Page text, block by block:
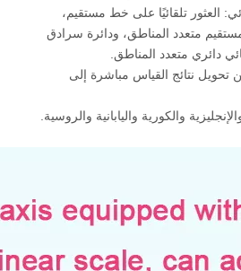
العثور تلقائيًا على خط مستقيم،
متعدد المناطق، ودائرة سرادق
تحويل نتائج القياس مباشرة إلى